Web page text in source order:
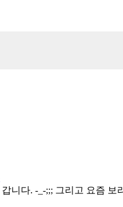
니다. -_-;;; 그리고 요즘